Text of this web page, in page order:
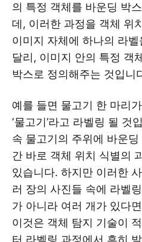
의 특정 객체를 바운딩 박
데, 이러한 과정을 객체 위
이미지 자체에 하나의 라
달리, 이미지 안의 특정 객
박스로 정의해주는 것입니
예를 들면 물고기 한 마리
‘물고기’라고 라벨링 될 것
속 물고기의 주위에 바운
간 바로 객체 위치 식별의
있습니다. 하지만 이러한
러 장의 사진들 속에 라벨
가 아니라 여러 개가 있다
이것은 객체 탐지 기술이
터 라벨링 과정에서 흔히